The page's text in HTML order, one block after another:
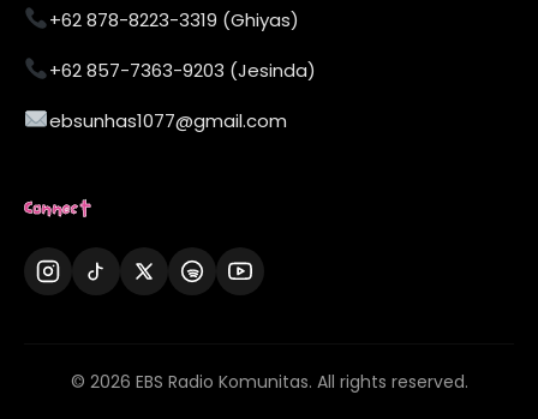
+62 878-8223-3319 (Ghiyas)
+62 857-7363-9203 (Jesinda)
ebsunhas1077@gmail.com
Connect
© 2026 EBS Radio Komunitas. All rights reserved.